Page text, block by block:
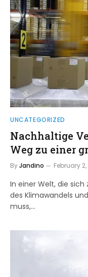
UNCATEGORIZED
Nachhaltige
Weg zu einer
ByJandino February
In einer Welt, die
des Klimawandels
muss,…